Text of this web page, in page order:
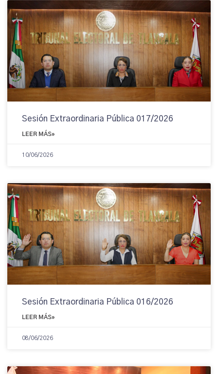
Sesión Extraordinaria Pública 017/2026
LEER MÁS»
10/06/2026
Sesión Extraordinaria Pública 016/2026
LEER MÁS»
08/06/2026